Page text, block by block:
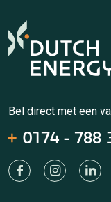
Bel direct met een
0174 - 788